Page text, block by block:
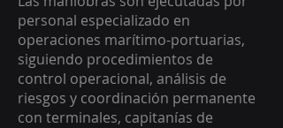
personal especializado en
operaciones marítimo-portuarias,
siguiendo procedimientos de
control operacional, análisis de
riesgos y coordinación permanente
con terminales, capitanías de